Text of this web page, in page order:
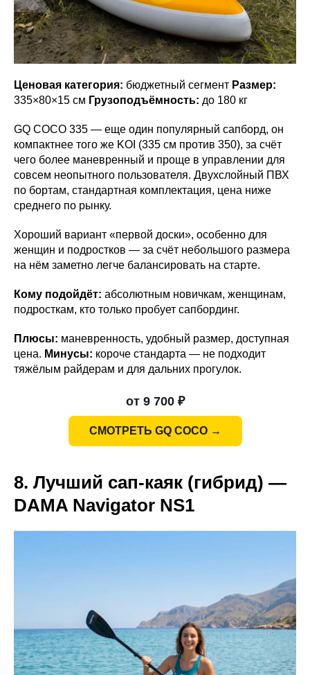
Ценовая категория: бюджетный сегмент Размер:
335×80×15 см Грузоподъёмность: до 180 кг
GQ COCO 335 — еще один популярный сапборд, он
компактнее того же KOI (335 см против 350), за счёт
чего более маневренный и проще в управлении для
совсем неопытного пользователя. Двухслойный ПВХ
по бортам, стандартная комплектация, цена ниже
среднего по рынку.
Хороший вариант «первой доски», особенно для
женщин и подростков — за счёт небольшого размера
на нём заметно легче балансировать на старте.
Кому подойдёт: абсолютным новичкам, женщинам,
подросткам, кто только пробует сапбординг.
Плюсы: маневренность, удобный размер, доступная
цена. Минусы: короче стандарта — не подходит
тяжёлым райдерам и для дальних прогулок.
от 9 700 ₽
СМОТРЕТЬ GQ COCO →
8. Лучший сап-каяк (гибрид) —
DAMA Navigator NS1